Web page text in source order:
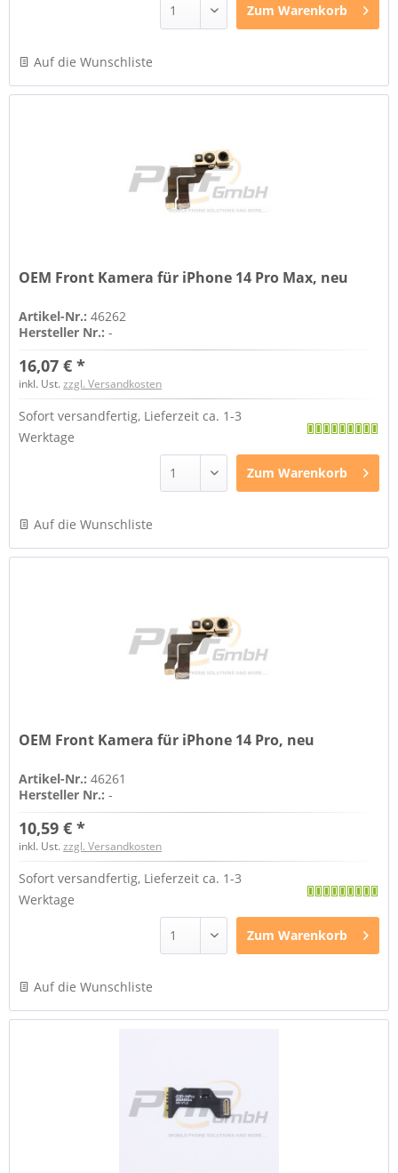
Zum Warenkorb
Auf die Wunschliste
OEM Front Kamera für iPhone 14 Pro Max, neu
Artikel-Nr.:46262
Hersteller Nr.:-
16,07 € *
inkl. Ust.zzgl. Versandkosten
Sofort versandfertig, Lieferzeit ca. 1-3
Werktage
Zum Warenkorb
Auf die Wunschliste
OEM Front Kamera für iPhone 14 Pro, neu
Artikel-Nr.:46261
Hersteller Nr.:-
10,59 € *
inkl. Ust.zzgl. Versandkosten
Sofort versandfertig, Lieferzeit ca. 1-3
Werktage
Zum Warenkorb
Auf die Wunschliste